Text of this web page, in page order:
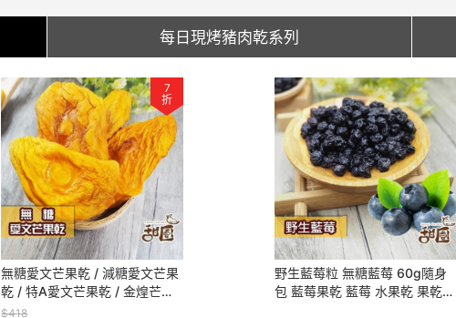
每日現烤豬肉乾系列
7
折
無糖愛文芒果乾 / 減糖愛文芒果
乾 / 特A愛文芒果乾 / 金煌芒果
隨身包 新鮮果乾 愛文芒果 芒果
$418
野生藍莓粒 無糖藍莓 60g隨身
包 藍莓果乾 藍莓 水果乾 果乾